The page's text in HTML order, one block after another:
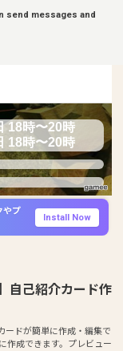
send messages and
18時〜20時
18時〜20時
やプ
Install Now
自己紹介カード作
ドが簡単に作成・編集で
作成できます。プレビュー